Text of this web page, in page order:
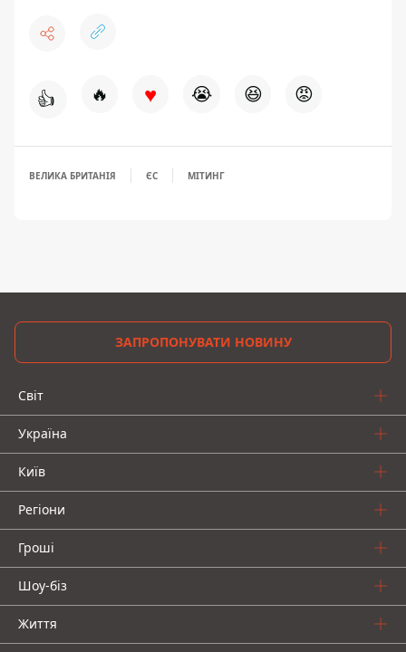
👍 🔥 ♥ 😭 😆 😡
ВЕЛИКА БРИТАНІЯ ЄС МІТИНГ
ЗАПРОПОНУВАТИ НОВИНУ
Світ
Україна
Київ
Регіони
Гроші
Шоу-біз
Життя